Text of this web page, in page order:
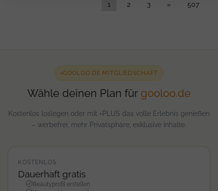
1 2 3 » 507
GOOLOO.DE MITGLIEDSCHAFT
Wähle deinen Plan für gooloo.de
Kostenlos loslegen oder mit +PLUS das volle Erlebnis genießen
– werbefrei, mehr Privatsphäre, exklusive Inhalte.
KOSTENLOS
Dauerhaft gratis
Beautyprofil erstellen